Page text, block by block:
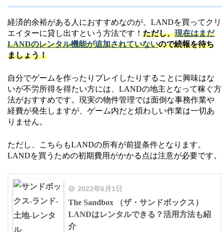
経済的余裕がある人におすすめなのが、LANDを買ってクリ
エイターに貸し出すという方法です！ ただし、現在はまだ
LANDのレンタル機能が追加されていないので続報を待ち
ましょう！
自分でゲームを作ったりプレイしたりすることに興味はな
いが不労所得を得たい方には、LANDの地主となって稼ぐ方
法がおすすめです。現実の物件管理では面倒な事務作業や
経費が発生しますが、ゲーム内だと煩わしい作業は一切あ
りません。
ただし、こちらもLANDの所有が前提条件となります。
LANDを買うための初期費用がかかる点は注意が必要です。
2022年6月1日
The Sandbox （ザ・サンドボックス）
LANDはレンタルできる？活用方法も紹
介